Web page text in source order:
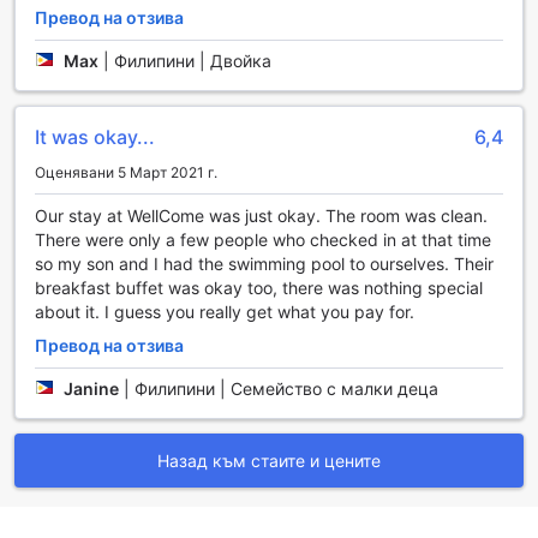
необходимо за приятно прекарване на времето.
Спортни съоръжения в WellCome Hotel
WellCome Hotel в Себу предлага на своите гости
изключителни спортни съоръжения, които ще задоволят
живот, така и на онези, които просто искат да се
отпуснат след дълъг ден. Вътрешният басейн е
идеалното място за плуване в спокойна и уютна
обстановка. Тук можете да се насладите на
релаксиращи мигове, докато се потапяте в кристално
чистата вода, независимо от времето навън.
Фитнес центърът на хотела е оборудван с модерни
уреди и предлага разнообразие от тренировки,
подходящи за всички нива на физическа подготовка.
Независимо дали искате да подобрите издръжливостта
си или да изградите мускули, нашият фитнес център е
откритото пространство, външният басейн предлага
идеални условия за плуване и релаксация. С просторна
Превод на отзива
Max Филипини | Двойка
It was okay... 6,4
Оценявани 5 Март 2021 г.
Our stay at WellCome was just okay. The room was clean.
There were only a few people who checked in at that time
so my son and I had the swimming pool to ourselves. Their
breakfast buffet was okay too, there was nothing special
about it. I guess you really get what you pay for.
Превод на отзива
Janine Филипини | Семейство с малки деца
Назад към стаите и цените